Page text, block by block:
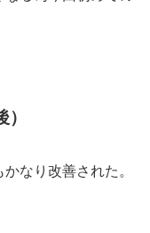
なり改善された。